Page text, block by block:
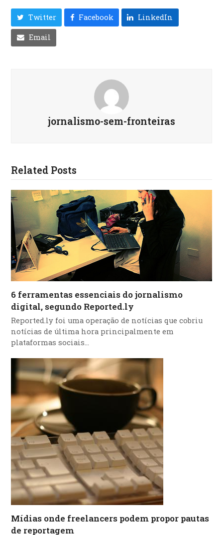
Twitter Facebook LinkedIn
Email
jornalismo-sem-fronteiras
Related Posts
6 ferramentas essenciais do jornalismo
digital, segundo Reported.ly
Reported.ly foi uma operação de notícias que cobriu
notícias de última hora principalmente em
plataformas sociais…
Mídias onde freelancers podem propor pautas
de reportagem